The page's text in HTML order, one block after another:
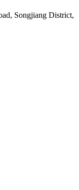
Songjiang District,